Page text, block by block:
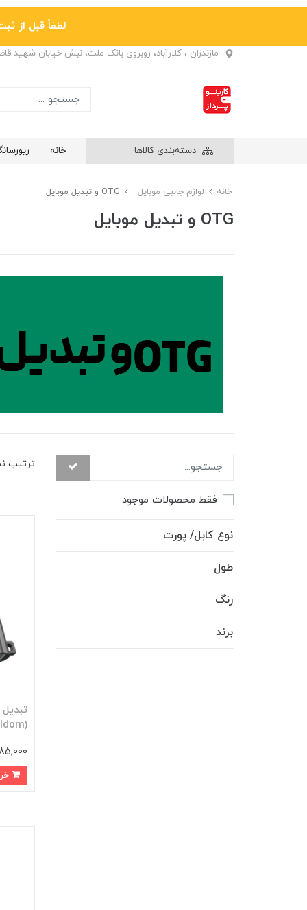
لطفاً قبل از ثبت
مازندران ، کلارآباد، روبروی بانک ملت، نبش خیابان شهید
دسته‌بندی کالاها خانه
خانه لوازم جانبی موبایل OTG و تبدیل موبایل
OTG و تبدیل موبایل
فقط محصولات موجود
نوع کابل/ پورت
طول
رنگ
برند
ترتیب
(Earldom) مدل ET-OT108C
285,000